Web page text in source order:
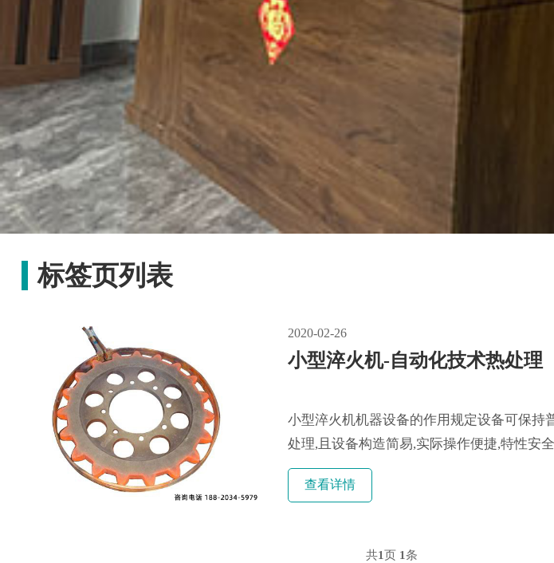
标签页列表
2020-02-26
小型淬火机-自动化技术热处理
小型淬火机机器设备的作用规定设备可保持
处理,且设备构造简易,实际操作便捷,特性安
查看详情
共1页 1条